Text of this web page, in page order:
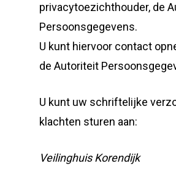
privacytoezichthouder, de
Persoonsgegevens.
U kunt hiervoor contact
de Autoriteit
U kunt uw schriftelijke
klachten sturen aan:
Veilinghuis Korendijk